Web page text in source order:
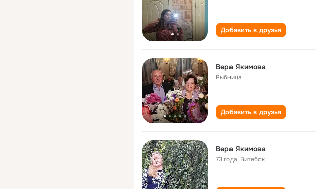
Добавить в друзья
Вера Якимова
Рыбница
Добавить в друзья
Вера Якимова
73 года, Витебск